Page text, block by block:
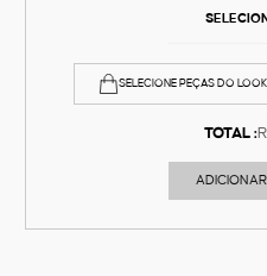
SELECIONE PEÇAS DO
TOTAL :